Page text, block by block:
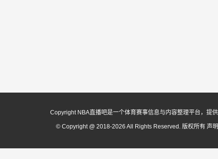
Copyright NBA直播吧是一个体育赛事信息与内容整理平台，提
© Copyright @ 2018-2026 All Rights Reserved. 版权所有 声